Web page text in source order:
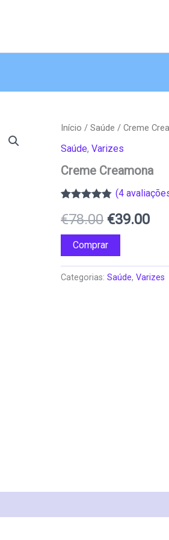
Início /Saúde / Creme
Saúde,Varizes
Creme Creamona
com4.75em
5 com base
em
classificações
de clientes
(4
€78.00 O
preço
original
€39.00O
Comprar
Categorias:Saúde,Varizes